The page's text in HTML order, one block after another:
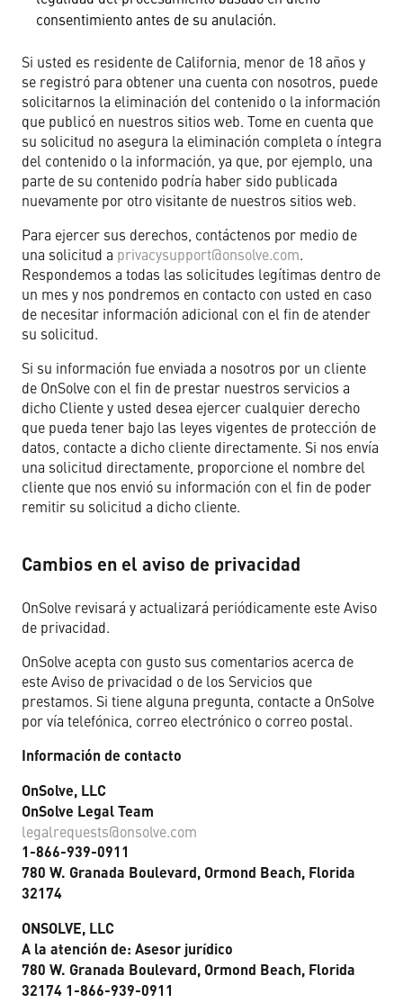
consentimiento antes de su anulación.
Si usted es residente de California, menor de 18 años y
se registró para obtener una cuenta con nosotros, puede
solicitarnos la eliminación del contenido o la información
que publicó en nuestros sitios web. Tome en cuenta que
su solicitud no asegura la eliminación completa o íntegra
del contenido o la información, ya que, por ejemplo, una
parte de su contenido podría haber sido publicada
nuevamente por otro visitante de nuestros sitios web.
Para ejercer sus derechos, contáctenos por medio de
una solicitud a privacysupport@onsolve.com.
Respondemos a todas las solicitudes legítimas dentro de
un mes y nos pondremos en contacto con usted en caso
de necesitar información adicional con el fin de atender
su solicitud.
Si su información fue enviada a nosotros por un cliente
de OnSolve con el fin de prestar nuestros servicios a
dicho Cliente y usted desea ejercer cualquier derecho
que pueda tener bajo las leyes vigentes de protección de
datos, contacte a dicho cliente directamente. Si nos envía
una solicitud directamente, proporcione el nombre del
cliente que nos envió su información con el fin de poder
remitir su solicitud a dicho cliente.
Cambios en el aviso de privacidad
OnSolve revisará y actualizará periódicamente este Aviso
de privacidad.
OnSolve acepta con gusto sus comentarios acerca de
este Aviso de privacidad o de los Servicios que
prestamos. Si tiene alguna pregunta, contacte a OnSolve
por vía telefónica, correo electrónico o correo postal.
Información de contacto
OnSolve, LLC
OnSolve Legal Team
legalrequests@onsolve.com
1-866-939-0911
780 W. Granada Boulevard, Ormond Beach, Florida
32174
ONSOLVE, LLC
A la atención de: Asesor jurídico
780 W. Granada Boulevard, Ormond Beach, Florida
32174 1-866-939-0911